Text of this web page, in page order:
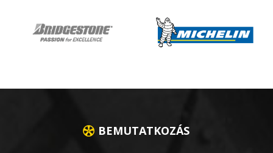
BEMUTATKOZÁS